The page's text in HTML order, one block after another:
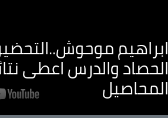
ابراهيم
الحصاد والدرس اعطى
المحاصيل